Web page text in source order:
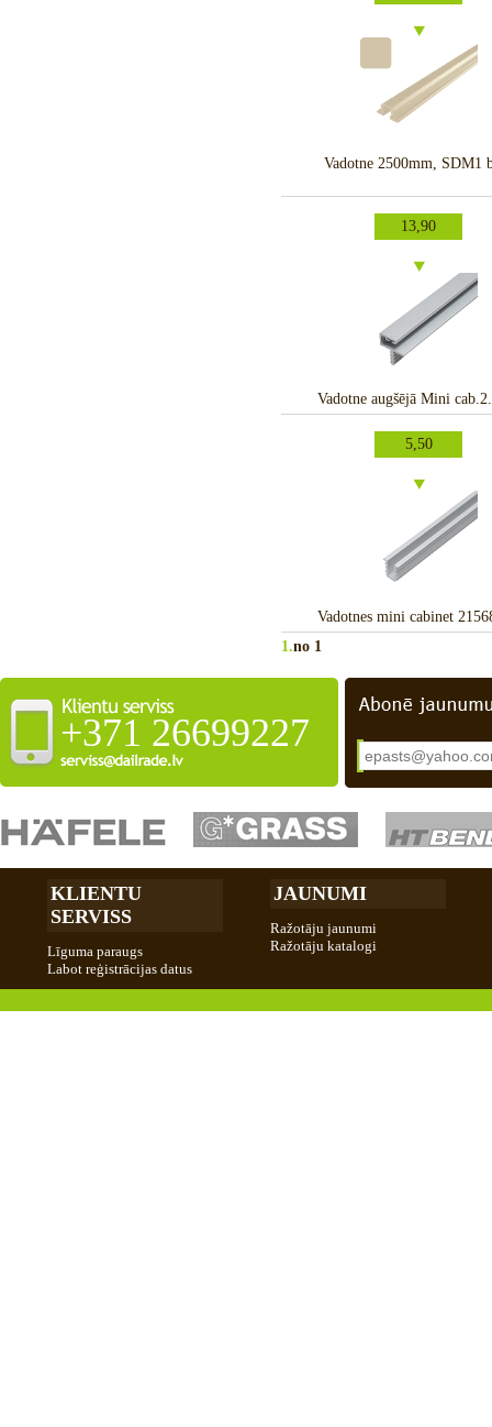
Vadotne 2500mm, SDM1
13,90
Vadotne augšējā Mini
5,50
Vadotnes mini cabinet
1.no 1
+371 26699227
KLIENTU
SERVISS
Līguma paraugs
Labot reģistrācijas datus
JAUNUMI
Ražotāju jaunumi
Ražotāju katalogi